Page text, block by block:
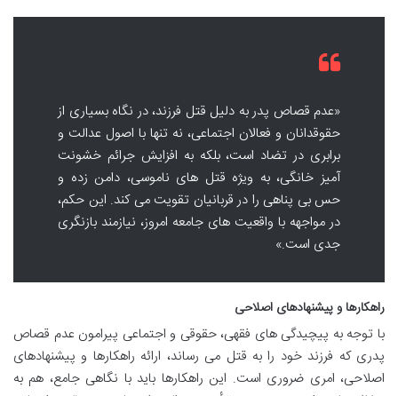
«عدم قصاص پدر به دلیل قتل فرزند، در نگاه بسیاری از
حقوقدانان و فعالان اجتماعی، نه تنها با اصول عدالت و
برابری در تضاد است، بلکه به افزایش جرائم خشونت
آمیز خانگی، به ویژه قتل های ناموسی، دامن زده و
حس بی پناهی را در قربانیان تقویت می کند. این حکم،
در مواجهه با واقعیت های جامعه امروز، نیازمند بازنگری
جدی است.»
راهکارها و پیشنهادهای اصلاحی
با توجه به پیچیدگی های فقهی، حقوقی و اجتماعی پیرامون عدم قصاص
پدری که فرزند خود را به قتل می رساند، ارائه راهکارها و پیشنهادهای
اصلاحی، امری ضروری است. این راهکارها باید با نگاهی جامع، هم به